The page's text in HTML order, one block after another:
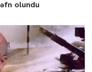
olundu